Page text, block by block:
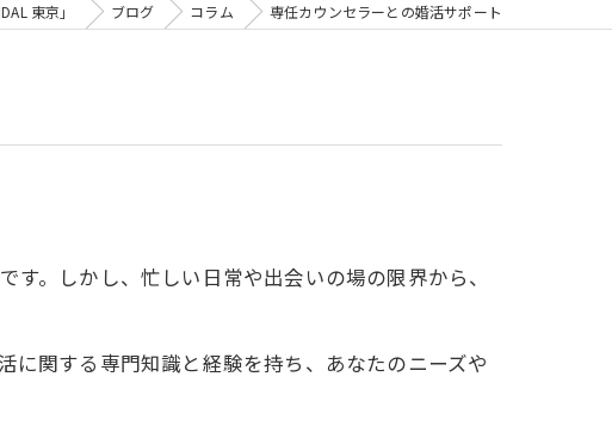
東京」 ブログ コラム 専任カウンセラーとの婚活サポート
。しかし、忙しい日常や出会いの場の限界から、
に関する専門知識と経験を持ち、あなたのニーズや